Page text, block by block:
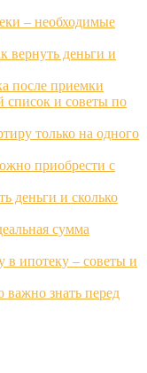
– необходимые
вернуть деньги и
после приемки
список и советы по
только на одного
приобрести с
деньги и сколько
сумма
в ипотеку – советы и
важно знать перед